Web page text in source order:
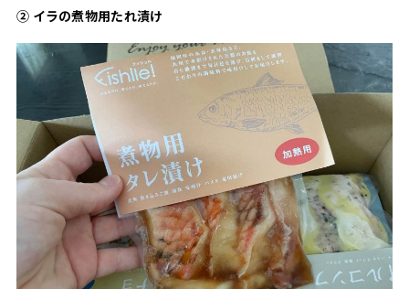
② イラの煮物用たれ漬け